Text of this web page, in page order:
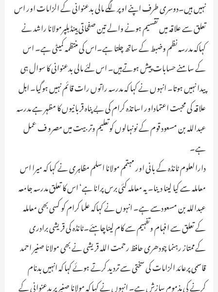
نہیں ہیں۔دوسری طرف اپنے اوپر لگے مالی بدعنوانی کے الزامات اور اس
تعلق سے علاقہ میں تقسیم ہونے والے تین صفحاتی ہینڈبلپرمولانا راشد نے
کہاکہ مدرسہ نظم وضبط کے ساتھ چلتا ہے۔اس کی منتظمہ کمیٹی ہے۔ اس
کے سامنے حسابات پیش ہوتےہیں۔ اس لئے مالی بدعنوانی کا سوال ہی
پیدا نہیں ہوتا۔ انہوں نے کہا کہ مدرسہ راتوں رات قائم نہیں ہوگیا۔ اہل
علاقہ کی محبت اعتماداور اساتذہ کرام کی بے پناہ قربانیوں کا مظہر ہے مدرسہ
عبداللہ بن مسعود قوم کے نونہالوں کوتعلیم وتربیت میں مصرو ف عمل
ہے۔
دارالعلوم ٹانڈہ کے بانی اور مہتمم مولانا اسلم مظاہری نے کہا کہ میرا اس
معاملہ سے کیا لینا دینا۔ یہ معاملہ کئی برس پرانا ہے‘ اس کا تعلق مدرسہ جامعہ
عبداللہ بن مسعودسے ہے۔ انہوں نے کہاکہ علما کرام کو کسی بھی معاملہ
کے تعلق سے افہام وتفہیم سے کام لیناچاہئے۔ٹانڈہ کی قریشی برادری
کےممتاز رہنما چودھری حافظ رحمت اللہ قریشی نے بھی مولانا صغیر احمد
قاسمی پرعائد الزامات کی سختی سے تردید کرتے ہوئے کہا کہ انہیں بدنام
کرنے کی مذموم سازش ہے۔ انہوں نے کہا کہ مولانا صغیر پر بدعنوانی کے